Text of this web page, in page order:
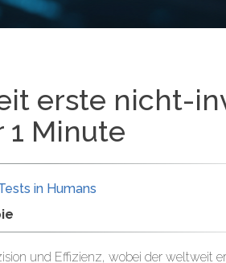
erste nicht-
Minute
in Humans
und Effizienz, wobei der weltweit